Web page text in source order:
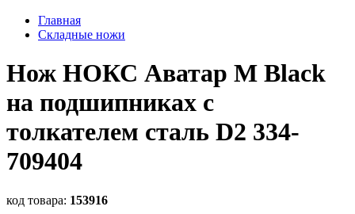
Главная
Складные ножи
Нож НОКС Аватар М Black
на подшипниках с
толкателем сталь D2 334-
709404
код товара: 153916